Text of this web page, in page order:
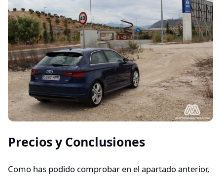
Precios y Conclusiones
Como has podido comprobar en el apartado anterior,